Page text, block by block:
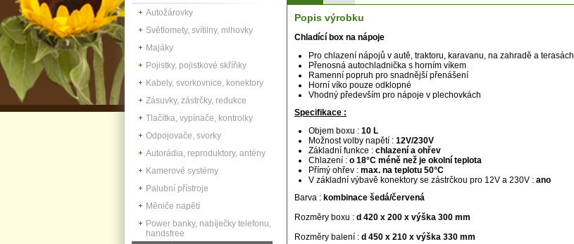
Autožárovky
Světlomety, svítilny, mlhovky
Majáky
Pojistky, pojistkové skříňky
Kabely, svorkovnice, konektory
Zásuvky, zástrčky, redukce
Tlačítka, vypínače, kontrolky
Odpojovače, svorky
Autorádia, reproduktory, antény
Kamerové systémy
Palubní přístroje
Měniče napětí
Power banky, nabíječky telefonu,
handsfree
Popis výrobku
Chladící box na nápoje
Pro chlazení nápojů v autě, traktoru, karavanu, na zahradě a terasách
Přenosná autochladnička s horním víkem
Ramenní popruh pro snadnější přenášení
Horní víko pouze odklopné
Vhodný především pro nápoje v plechovkách
Specifikace :
Objem boxu :10 L
Možnost volby napětí :12V/230V
Základní funkce :chlazení a ohřev
Chlazení :o 18°C méně než je okolní teplota
Přímý ohřev : max. na teplotu 50°C
V základní výbavě konektory se zástrčkou pro 12V a 230V :ano
Barva : kombinace šedá/červená
Rozměry boxu : d 420 x 200 x výška 300 mm
Rozměry balení : d 450 x 210 x výška 330 mm